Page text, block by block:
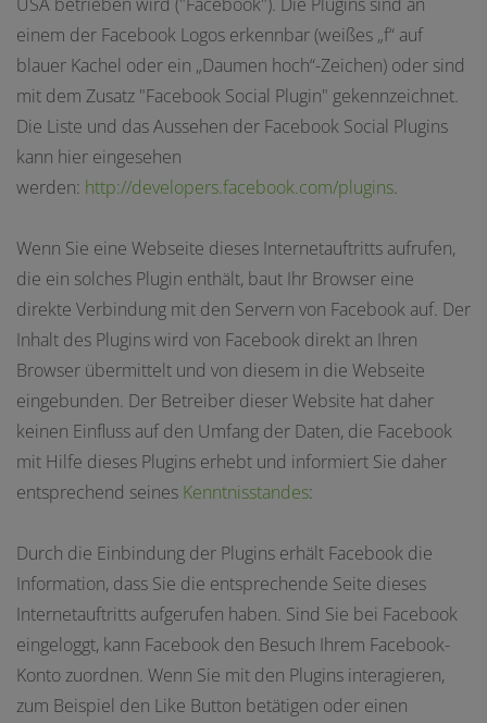
einem der Facebook Logos erkennbar (weißes „f“ auf
blauer Kachel oder ein „Daumen hoch“-Zeichen) oder sind
mit dem Zusatz "Facebook Social Plugin" gekennzeichnet.
Die Liste und das Aussehen der Facebook Social Plugins
kann hier eingesehen
werden: http://developers.facebook.com/plugins.
Wenn Sie eine Webseite dieses Internetauftritts aufrufen,
die ein solches Plugin enthält, baut Ihr Browser eine
direkte Verbindung mit den Servern von Facebook auf. Der
Inhalt des Plugins wird von Facebook direkt an Ihren
Browser übermittelt und von diesem in die Webseite
eingebunden. Der Betreiber dieser Website hat daher
keinen Einfluss auf den Umfang der Daten, die Facebook
mit Hilfe dieses Plugins erhebt und informiert Sie daher
entsprechend seines Kenntnisstandes:
Durch die Einbindung der Plugins erhält Facebook die
Information, dass Sie die entsprechende Seite dieses
Internetauftritts aufgerufen haben. Sind Sie bei Facebook
eingeloggt, kann Facebook den Besuch Ihrem Facebook-
Konto zuordnen. Wenn Sie mit den Plugins interagieren,
zum Beispiel den Like Button betätigen oder einen